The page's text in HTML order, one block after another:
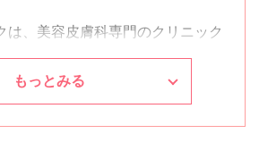
は、美容皮膚科専門のクリニック
重ねていきたいと強く願う患者さ
から「患者さまの幸せ」を応援し
肌の構造、肌の質感における全て
伴走いたします。
ロノクリニックについて詳しく知る
シロノクリニックの医師一覧
もっとみる